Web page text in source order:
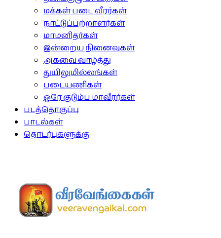
மக்கள் படை வீரர்கள்
நாட்டுப்பற்றாளர்கள்
மாமனிதர்கள்
இன்றைய நினைவுகள்
அகவை வாழ்த்து
துயிலுமில்லங்கள்
படையணிகள்
ஒரே குடும்ப மாவீரர்கள்
படத்தொகுப்பு
பாடல்கள்
தொடர்புகளுக்கு